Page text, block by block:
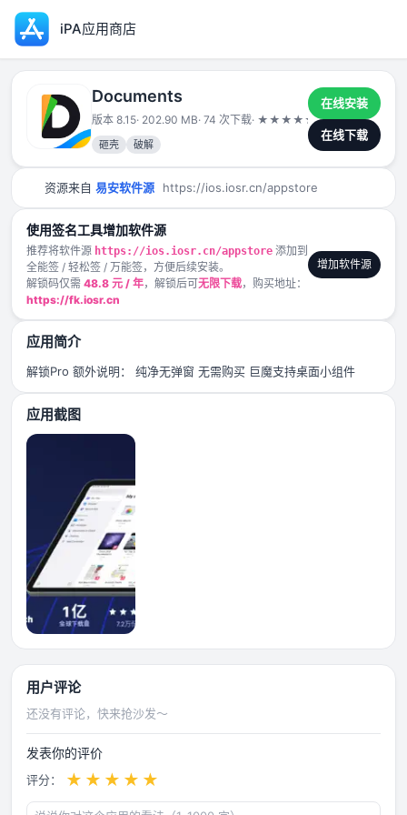
iPA应用商店
Documents
版本 8.15· 202.90 MB· 74 次下载· ★ ★ ★ ★ ★
2025-02-04
砸壳
破解
在线安装
在线下载
资源来自 易安软件源 https://ios.iosr.cn/appstore
使用签名工具增加软件源
推荐将软件源 https://ios.iosr.cn/appstore 添加到
全能签 / 轻松签 / 万能签，方便后续安装。
解锁码仅需 48.8 元 / 年，解锁后可无限下载，购买地址：
https://fk.iosr.cn
增加软件源
应用简介
解锁Pro 额外说明： 纯净无弹窗 无需购买 巨魔支持桌面小组件
应用截图
用户评论
还没有评论，快来抢沙发～
发表你的评价
评分： ★ ★ ★ ★ ★